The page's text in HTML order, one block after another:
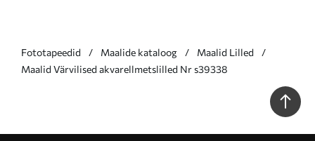
Fototapeedid Maalide kataloog
Maalid Lilled
Maalid Värvilised akvarellmetslilled Nr s39338